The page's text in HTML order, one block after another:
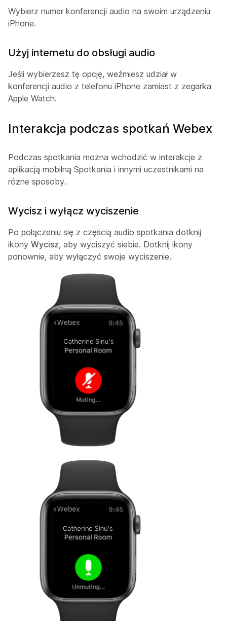
Wybierz numer konferencji audio na swoim urządzeniu
iPhone.
Użyj internetu do obsługi audio
Jeśli wybierzesz tę opcję, weźmiesz udział w
konferencji audio z telefonu iPhone zamiast z zegarka
Apple Watch.
Interakcja podczas spotkań Webex
Podczas spotkania można wchodzić w interakcje z
aplikacją mobilną Spotkania i innymi uczestnikami na
różne sposoby.
Wycisz i wyłącz wyciszenie
Po połączeniu się z częścią audio spotkania dotknij
ikony Wycisz, aby wyciszyć siebie. Dotknij ikony
ponownie, aby wyłączyć swoje wyciszenie.